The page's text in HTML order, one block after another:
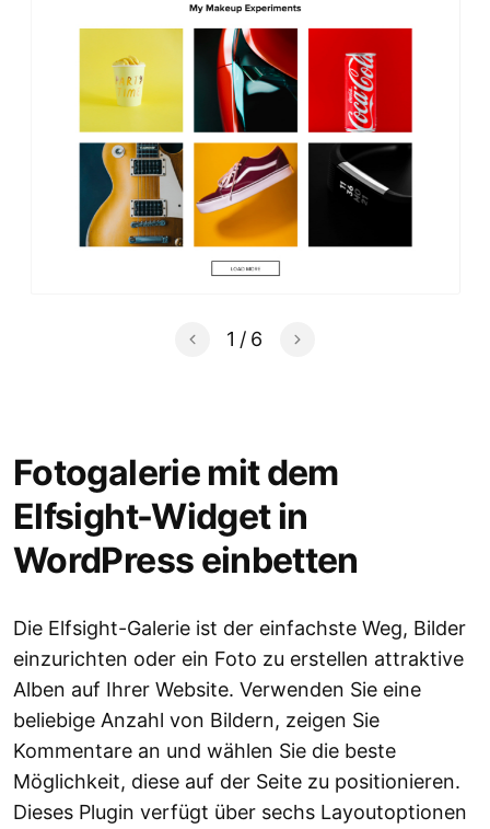
1 / 6
Fotogalerie mit dem
Elfsight-Widget in
WordPress einbetten
Die Elfsight-Galerie ist der einfachste Weg, Bilder
einzurichten oder ein Foto zu erstellen attraktive
Alben auf Ihrer Website. Verwenden Sie eine
beliebige Anzahl von Bildern, zeigen Sie
Kommentare an und wählen Sie die beste
Möglichkeit, diese auf der Seite zu positionieren.
Dieses Plugin verfügt über sechs Layoutoptionen